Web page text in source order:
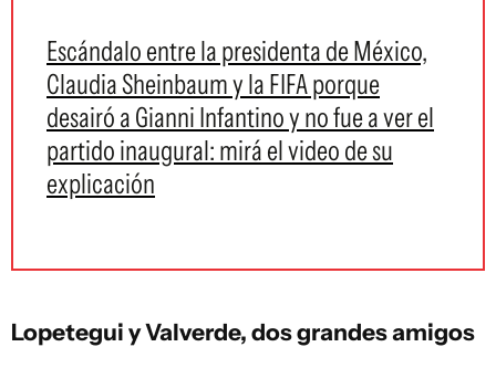
Escándalo entre la presidenta de México,
Claudia Sheinbaum y la FIFA porque
desairó a Gianni Infantino y no fue a ver el
partido inaugural: mirá el video de su
explicación
Lopetegui y Valverde, dos grandes amigos